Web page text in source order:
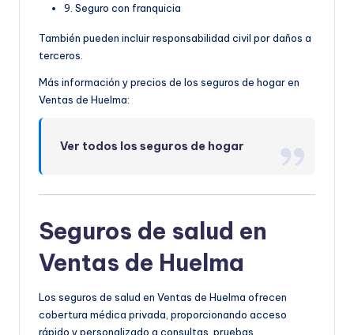
9. Seguro con franquicia
También pueden incluir responsabilidad civil por daños a
terceros.
Más información y precios de los seguros de hogar en
Ventas de Huelma:
Ver todos los seguros de hogar
Seguros de salud en
Ventas de Huelma
Los seguros de salud en Ventas de Huelma ofrecen
cobertura médica privada, proporcionando acceso
rápido y personalizado a consultas, pruebas